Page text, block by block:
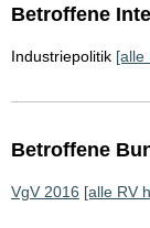
Betroffene
Industriepolitik [alle
Betroffene
VgV 2016 [alle RV